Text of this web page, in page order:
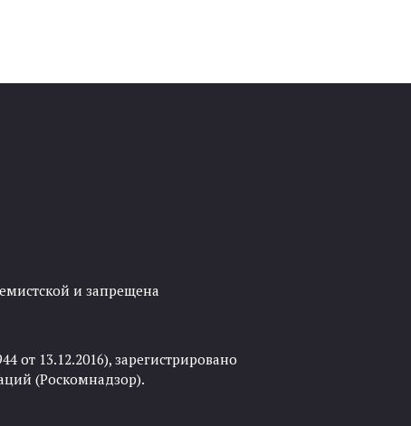
и запрещена
от 13.12.2016), зарегистрировано
(Роскомнадзор).